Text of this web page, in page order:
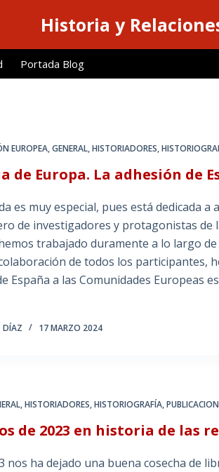
Historia y
Portada Blog
EUROPEA,GENERAL,HISTORIADORES,
de Europa. La adhesión de
es muy especial, pues está dedicada
de investigadores y protagonistas de
trabajado duramente a lo largo
de todos los participantes,
España a las Comunidades Europeas
DÍAZ 17 MARZO 2024
,HISTORIADORES,HISTORIOGRAFÍA,
de 2023 en historia de las
nos ha dejado una buena cosecha de